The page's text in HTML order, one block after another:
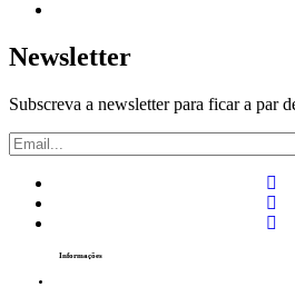
Newsletter
Subscreva a newsletter para ficar a par
Informações